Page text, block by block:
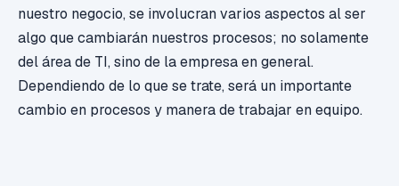
nuestro negocio, se involucran varios aspectos al ser
algo que cambiarán nuestros procesos; no solamente
del área de TI, sino de la empresa en general.
Dependiendo de lo que se trate, será un importante
cambio en procesos y manera de trabajar en equipo.